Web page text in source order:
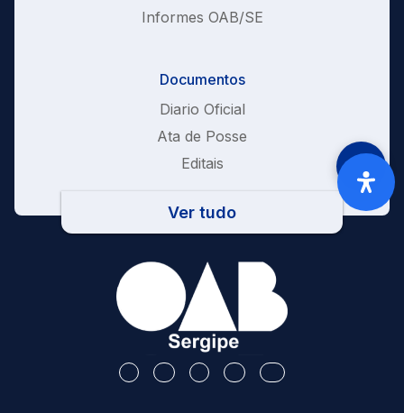
Informes OAB/SE
Documentos
Diario Oficial
Ata de Posse
Editais
Ver tudo